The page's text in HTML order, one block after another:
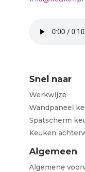
Snel naar
Werkwijze
Wandpaneel
Spatscherm
Keuken
Algemeen
Algemene